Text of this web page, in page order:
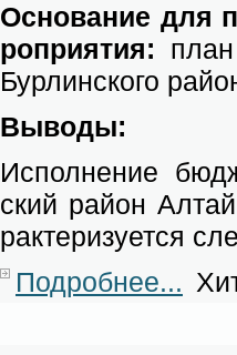
Ос­но­ва­ние для
ро­при­я­тия:
Бур­лин­ско­го
Вы­во­ды:
Ис­пол­не­ние
ский рай­он
рак­те­ри­зу­ет­ся
Подробнее...